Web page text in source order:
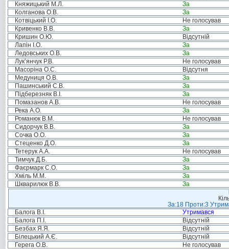
Княжицький М.Л.
За
Колганова О.В.
За
Котвіцький І.О.
Не голосував
Кривенко В.В.
За
Кришин О.Ю.
Відсутній
Лапін І.О.
За
Ледовських О.В.
За
Лук’янчук Р.В.
Не голосував
Масоріна О.С.
Відсутня
Медуниця О.В.
За
Пашинський С.В.
За
Підберезняк В.І.
За
Помазанов А.В.
Не голосував
Река А.О.
За
Романюк В.М.
Не голосував
Сидорчук В.В.
За
Сочка О.О.
За
Стеценко Д.О.
За
Тетерук А.А.
Не голосував
Тимчук Д.Б.
За
Фаєрмарк С.О.
За
Хміль М.М.
За
Шкварилюк В.В.
За
За:18 Проти:3
Балога В.І.
Утримався
Балога П.І.
Відсутній
Безбах Я.Я.
Відсутній
Білецький А.Є.
Відсутній
Герега О.В.
Не голосував